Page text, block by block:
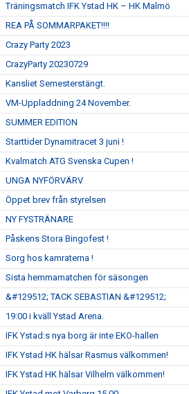
Träningsmatch IFK Ystad HK – HK Malmö
REA PÅ SOMMARPAKET!!!!
Crazy Party 2023
CrazyParty 20230729
Kansliet Semesterstängt.
VM-Uppladdning 24 November.
SUMMER EDITION
Starttider Dynamitracet 3 juni !
Kvalmatch ATG Svenska Cupen !
UNGA NYFÖRVÄRV
Öppet brev från styrelsen
NY FYSTRÄNARE
Påskens Stora Bingofest !
Sorg hos kamraterna !
Sista hemmamatchen för säsongen
&#129512; TACK SEBASTIAN &#129512;
19:00 i kväll Ystad Arena.
IFK Ystad:s nya borg är inte EKO-hallen
IFK Ystad HK hälsar Rasmus välkommen!
IFK Ystad HK hälsar Vilhelm välkommen!